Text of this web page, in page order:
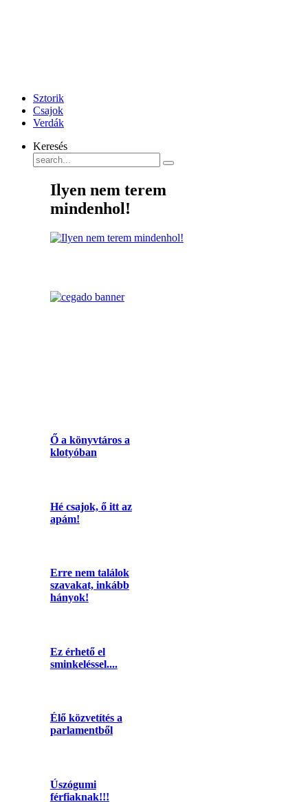
Sztorik
Csajok
Verdák
Keresés
Ilyen nem terem
mindenhol!
Ő a könyvtáros a
klotyóban
Hé csajok, ő itt az
apám!
Erre nem találok
szavakat, inkább
hányok!
Ez érhető el
sminkeléssel....
Élő közvetítés a
parlamentből
Úszógumi
férfiaknak!!!